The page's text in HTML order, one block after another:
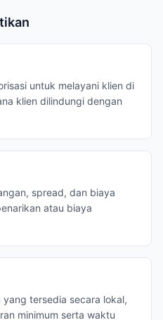
untuk melayani klien di
klien dilindungi dengan
spread, dan biaya
atau biaya
tersedia secara lokal,
minimum serta waktu